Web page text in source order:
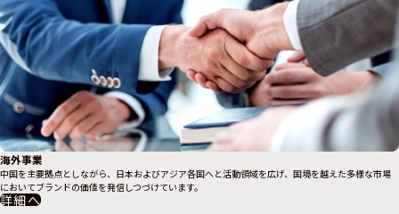
海外事業
中国を主要拠点としながら、日本およびアジア各国へと活動領域を広げ、国境を越えた多様な市場
においてブランドの価値を発信しつづけています。
詳細へ